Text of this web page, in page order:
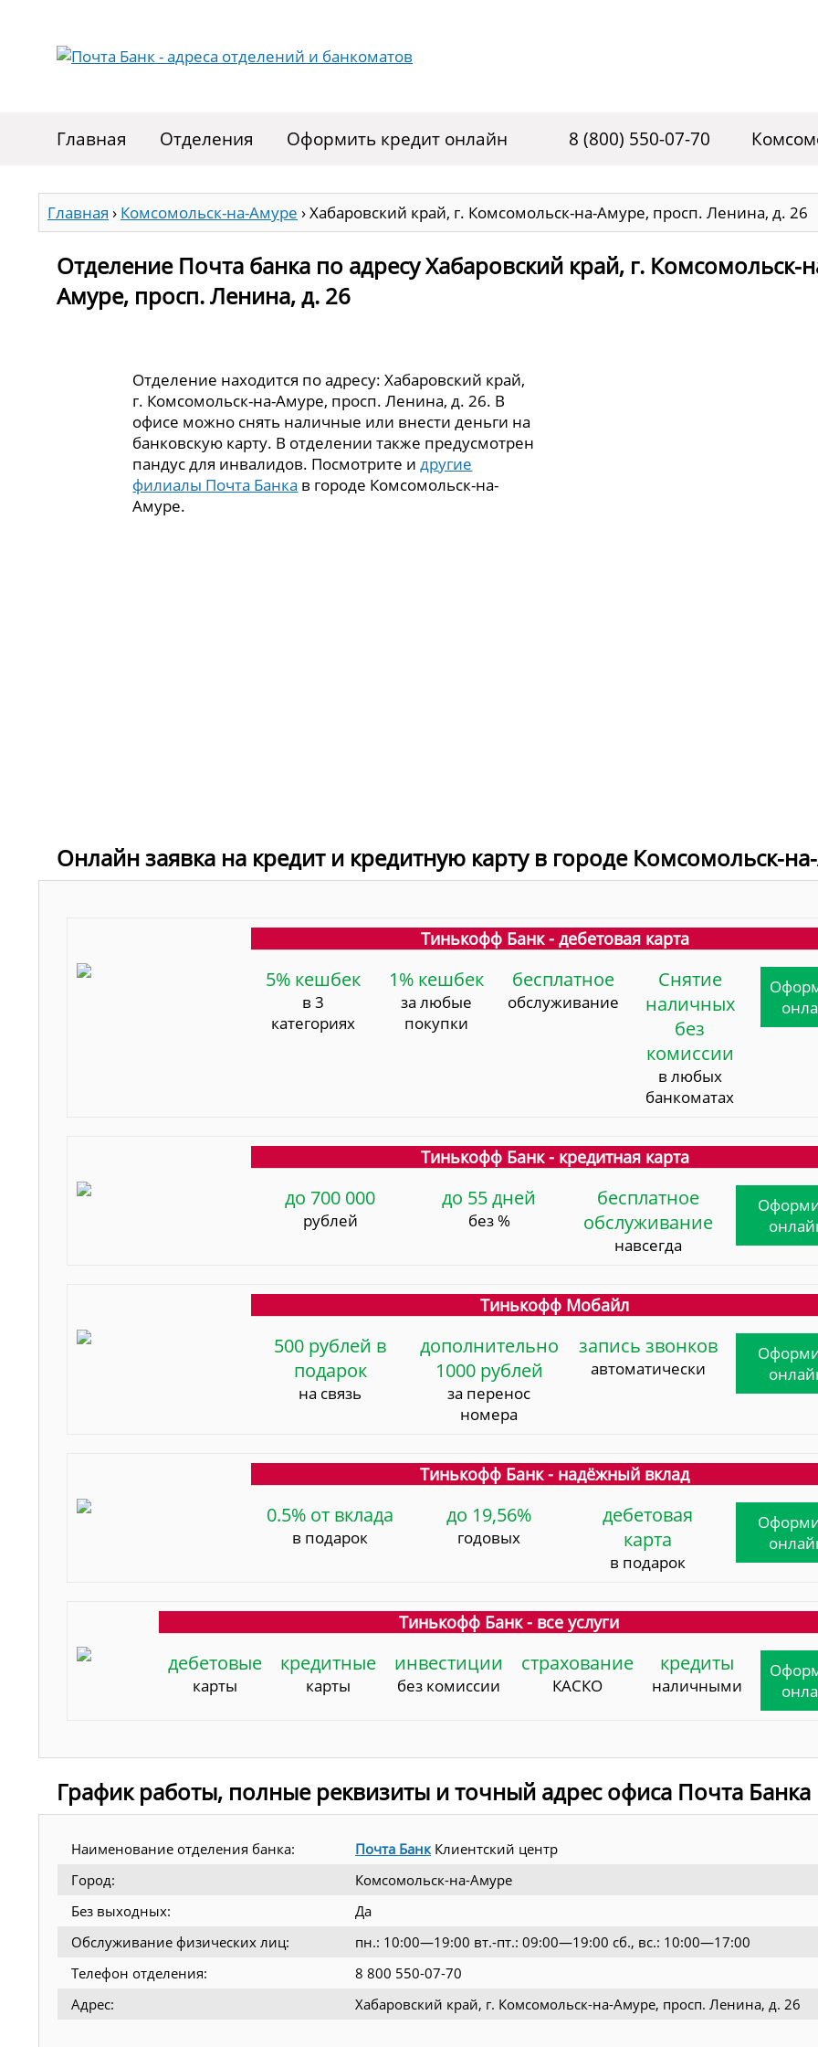
Главная Отделения Оформить кредит онлайн 8 (800) 550-07-70
Главная › Комсомольск-на-Амуре ›Хабаровский край, г. Комсомольск-на-Амуре, просп. Ленина, д. 26
Отделение Почта банка по адресу Хабаровский край, г. Комсомольск-
Амуре, просп. Ленина, д. 26
Отделение находится по адресу: Хабаровский край,
г. Комсомольск-на-Амуре, просп. Ленина, д. 26. В
офисе можно снять наличные или внести деньги на
банковскую карту. В отделении также предусмотрен
пандус для инвалидов. Посмотрите идругие
филиалы Почта Банка в городе Комсомольск-на-
Амуре.
Онлайн заявка на кредит и кредитную карту в городе Комсомольск-
Тинькофф Банк - дебетовая карта
5% кешбек
в 3
категориях
1% кешбек
за любые
покупки
бесплатное
обслуживание
Снятие
наличных
без
комиссии
в любых
банкоматах
Тинькофф Банк - кредитная карта
до 700 000
рублей
до 55 дней
без %
бесплатное
обслуживание
навсегда
Тинькофф Мобайл
500 рублей в
подарок
на связь
дополнительно
1000 рублей
за перенос
номера
запись звонков
автоматически
Тинькофф Банк - надёжный вклад
0.5% от вклада
в подарок
до 19,56%
годовых
дебетовая
карта
в подарок
Тинькофф Банк - все услуги
дебетовые
карты
кредитные
карты
инвестиции
без комиссии
страхование
КАСКО
кредиты
наличными
График работы, полные реквизиты и точный адрес офиса Почта Банка
Наименование отделения банка: Почта Банк Клиентский центр
Город:
Комсомольск-на-Амуре
Без выходных:
Да
Обслуживание физических лиц:
пн.: 10:00—19:00 вт.-пт.: 09:00—19:00 сб., вс.: 10:00—17:00
Телефон отделения:
8 800 550-07-70
Адрес:
Хабаровский край, г. Комсомольск-на-Амуре, просп. Ленина, д. 26